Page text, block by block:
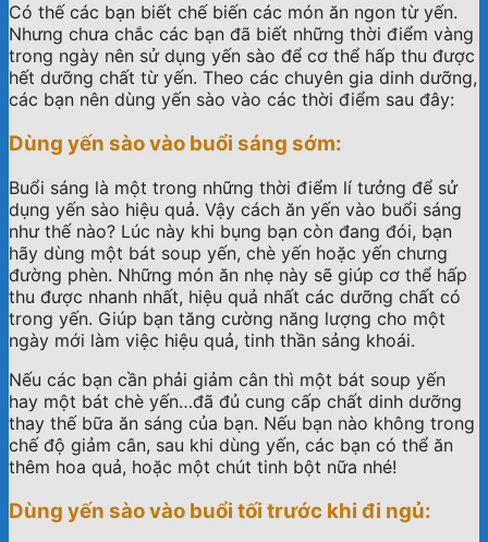
Có thế các bạn biết chế biến các món ăn ngon từ yến.
Nhưng chưa chắc các bạn đã biết những thời điểm vàng
trong ngày nên sử dụng yến sào để cơ thể hấp thu được
hết dưỡng chất từ yến. Theo các chuyên gia dinh dưỡng,
các bạn nên dùng yến sào vào các thời điểm sau đây:
Dùng yến sào vào buổi sáng sớm:
Buổi sáng là một trong những thời điểm lí tưởng để sử
dụng yến sào hiệu quả. Vậy cách ăn yến vào buổi sáng
như thế nào? Lúc này khi bụng bạn còn đang đói, bạn
hãy dùng một bát soup yến, chè yến hoặc yến chưng
đường phèn. Những món ăn nhẹ này sẽ giúp cơ thể hấp
thu được nhanh nhất, hiệu quả nhất các dưỡng chất có
trong yến. Giúp bạn tăng cường năng lượng cho một
ngày mới làm việc hiệu quả, tinh thần sảng khoái.
Nếu các bạn cần phải giảm cân thì một bát soup yến
hay một bát chè yến…đã đủ cung cấp chất dinh dưỡng
thay thế bữa ăn sáng của bạn. Nếu bạn nào không trong
chế độ giảm cân, sau khi dùng yến, các bạn có thể ăn
thêm hoa quả, hoặc một chút tinh bột nữa nhé!
Dùng yến sào vào buổi tối trước khi đi ngủ: